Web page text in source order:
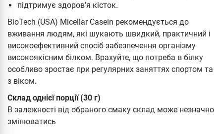
підтримує здоров’я кісток.
BioTech (USA) Micellar Casein рекомендується до
вживання людям, які шукають швидкий, практичний і
високоефективний спосіб забезпечення організму
високоякісним білком. Врахуйте, що потреба в білку
особливо зростає при регулярних заняттях спортом та
з віком.
Склад однієї порції (30 г)
В залежності від обраного смаку склад може незначно
змінюватись